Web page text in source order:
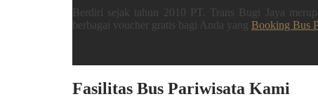
Berdiri sejak tahun 2010 PT. Trans Bugi Jaya
berbagai voucher gratis bagi Anda yang Booking Bus
Fasilitas Bus Pariwisata Kami